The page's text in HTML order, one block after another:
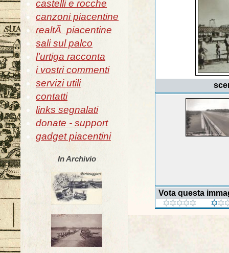
castelli e rocche
canzoni piacentine
realtÃ piacentine
sali sul palco
l'urtiga racconta
i vostri commenti
servizi utili
contatti
links segnalati
donate - support
gadget piacentini
In Archivio
Vota questa